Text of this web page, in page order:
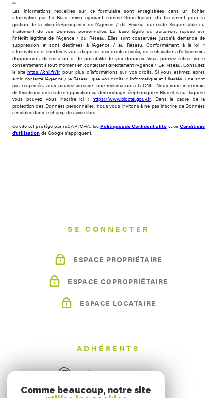
**
Les informations recueillies sur ce formulaire sont enregistrées dans un fichier
informatisé par La Boite Immo agissant comme Sous-traitant du traitement pour la
gestion de la clientèle/prospects de l'Agence / du Réseau qui reste Responsable du
Traitement de vos Données personnelles. La base légale du traitement repose sur
l'intérêt légitime de l'Agence / du Réseau. Elles sont conservées jusqu'à demande de
suppression et sont destinées à l'Agence / au Réseau. Conformément à la loi «
informatique et libertés », vous disposez des droits d’accès, de rectification, d’effacement,
d’opposition, de limitation et de portabilité de vos données. Vous pouvez retirer votre
consentement à tout moment en contactant directement l’Agence / Le Réseau. Consultez
le site https://cnil.fr/fr pour plus d’informations sur vos droits. Si vous estimez, après
avoir contacté l'Agence / le Réseau, que vos droits « Informatique et Libertés » ne sont
pas respectés, vous pouvez adresser une réclamation à la CNIL. Nous vous informons
de l’existence de la liste d'opposition au démarchage téléphonique « Bloctel », sur laquelle
vous pouvez vous inscrire ici :https://www.bloctel.gouv.fr. Dans le cadre de la
protection des Données personnelles, nous vous invitons à ne pas inscrire de Données
sensibles dans le champ de saisie libre.
Ce site est protégé par reCAPTCHA, les Politiques de Confidentialitéet esConditions
d'utilisation de Google s'appliquent.
JE RENSEIGNE LES
INFORMATIONS DE MON BIEN
TYPE DE BIEN *
SE CONNECTER
ESPACE PROPRIÉTAIRE
ESPACE COPROPRIÉTAIRE
ESPACE LOCATAIRE
ADHÉRENTS
Comme beaucoup, notre site